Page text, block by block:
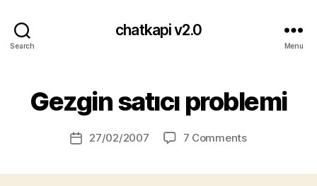
Search
chatkapi v2.0
Menu
Categories
Gezgin satıcı problemi
Post
author
y
H
s
n
Post27/02/2007 7 Commentson